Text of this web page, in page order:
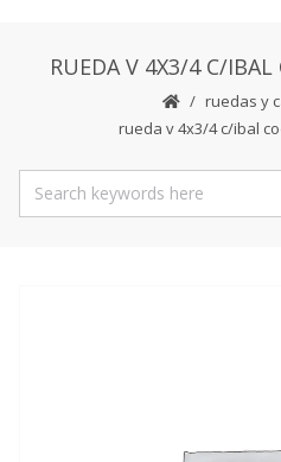
RUEDA V 4X3/4 C/
ruedas y
rueda v 4x3/4 c/ibal